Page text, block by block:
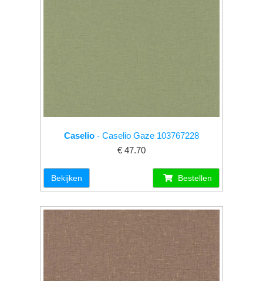
Caselio - Caselio Gaze 103767228
€ 47.70
Bekijken Bestellen